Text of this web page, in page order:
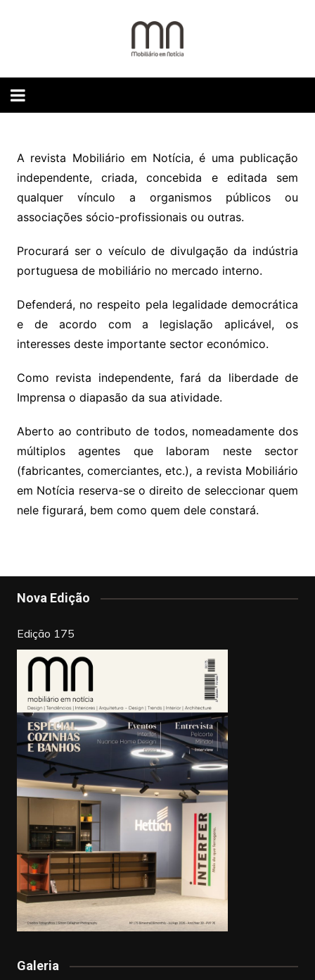
A revista Mobiliário em Notícia, é uma publicação
independente, criada, concebida e editada sem
qualquer vínculo a organismos públicos ou
associações sócio-profissionais ou outras.
Procurará ser o veículo de divulgação da indústria
portuguesa de mobiliário no mercado interno.
Defenderá, no respeito pela legalidade democrática
e de acordo com a legislação aplicável, os
interesses deste importante sector económico.
Como revista independente, fará da liberdade de
Imprensa o diapasão da sua atividade.
Aberto ao contributo de todos, nomeadamente dos
múltiplos agentes que laboram neste sector
(fabricantes, comerciantes, etc.), a revista Mobiliário
em Notícia reserva-se o direito de seleccionar quem
nele figurará, bem como quem dele constará.
Nova Edição
Edição 175
Galeria